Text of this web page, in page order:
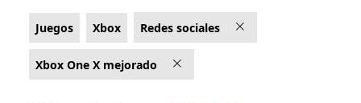
Juegos Xbox Redes sociales
Xbox One X mejorado